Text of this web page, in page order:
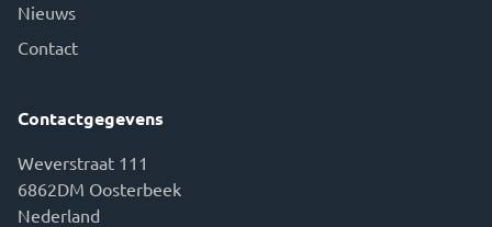
Nieuws
Contact
Contactgegevens
Weverstraat 111
6862DM Oosterbeek
Nederland